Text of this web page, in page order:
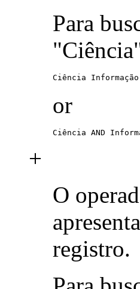
Para
Ciência Informação
or
Ciência AND
+
O
registro.